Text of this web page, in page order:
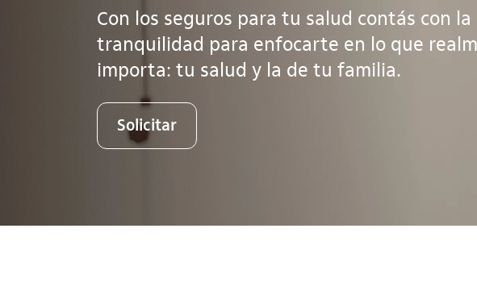
Con los seguros para tu salud contás con la
tranquilidad para enfocarte en lo que
importa: tu salud y la de tu familia.
Solicitar